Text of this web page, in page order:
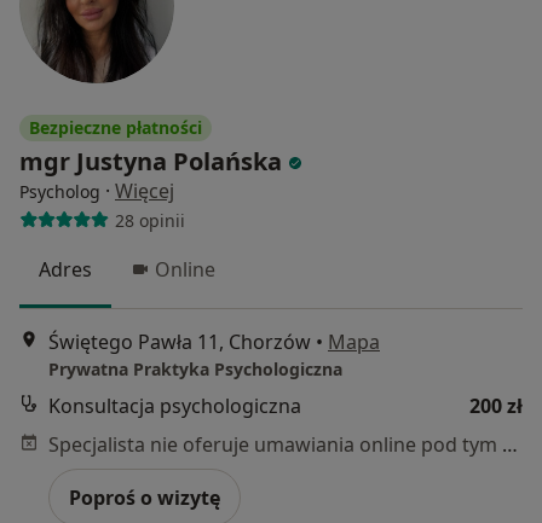
Bezpieczne płatności
mgr Justyna Polańska
Psycholog · Więcej
28 opinii
Adres Online
Świętego Pawła 11, Chorzów • Mapa
Prywatna Praktyka Psychologiczna
Konsultacja psychologiczna
200 zł
Specjalista nie oferuje umawiania online pod tym adresem.
Poproś o wizytę